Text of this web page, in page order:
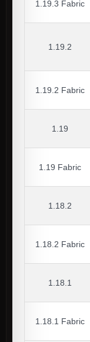
1.19.3 Fabric
1.19.2
1.19.2 Fabric
1.19
1.19 Fabric
1.18.2
1.18.2 Fabric
1.18.1
1.18.1 Fabric